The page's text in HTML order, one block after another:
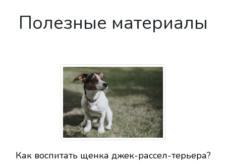
Полезные материалы
Как воспитать щенка джек-рассел-терьера?